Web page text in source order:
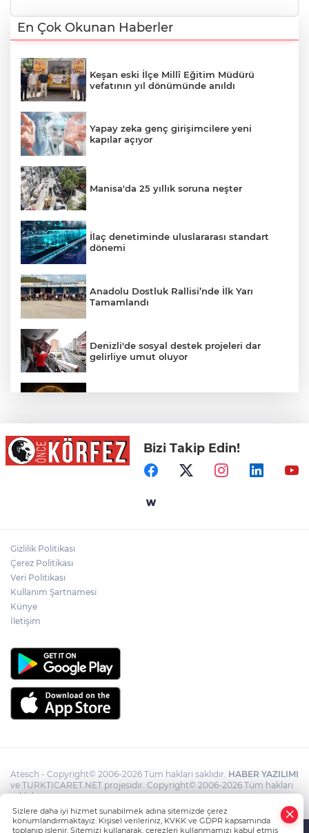
En Çok Okunan Haberler
Keşan eski İlçe Millî Eğitim Müdürü
vefatının yıl dönümünde anıldı
Yapay zeka genç girişimcilere yeni
kapılar açıyor
Manisa'da 25 yıllık soruna neşter
İlaç denetiminde uluslararası standart
dönemi
Anadolu Dostluk Rallisi’nde İlk Yarı
Tamamlandı
Denizli'de sosyal destek projeleri dar
gelirliye umut oluyor
İstanbul’da suç çetelerine operasyon!
Bizi Takip Edin!
Gizlilik Politikası
Çerez Politikası
Veri Politikası
Kullanım Şartnamesi
Künye
İletişim
Atesch - Copyright© 2006-2026 Tüm hakları saklıdır. HABER YAZILIMI
ve TURKTICARET.NET projesidir. Copyright© 2006-2026 Tüm hakları
saklıdır.
Sizlere daha iyi hizmet sunabilmek adına sitemizde çerez
konumlandırmaktayız. Kişisel verileriniz, KVKK ve GDPR kapsamında
toplanıp işlenir. Sitemizi kullanarak, çerezleri kullanmamızı kabul etmiş